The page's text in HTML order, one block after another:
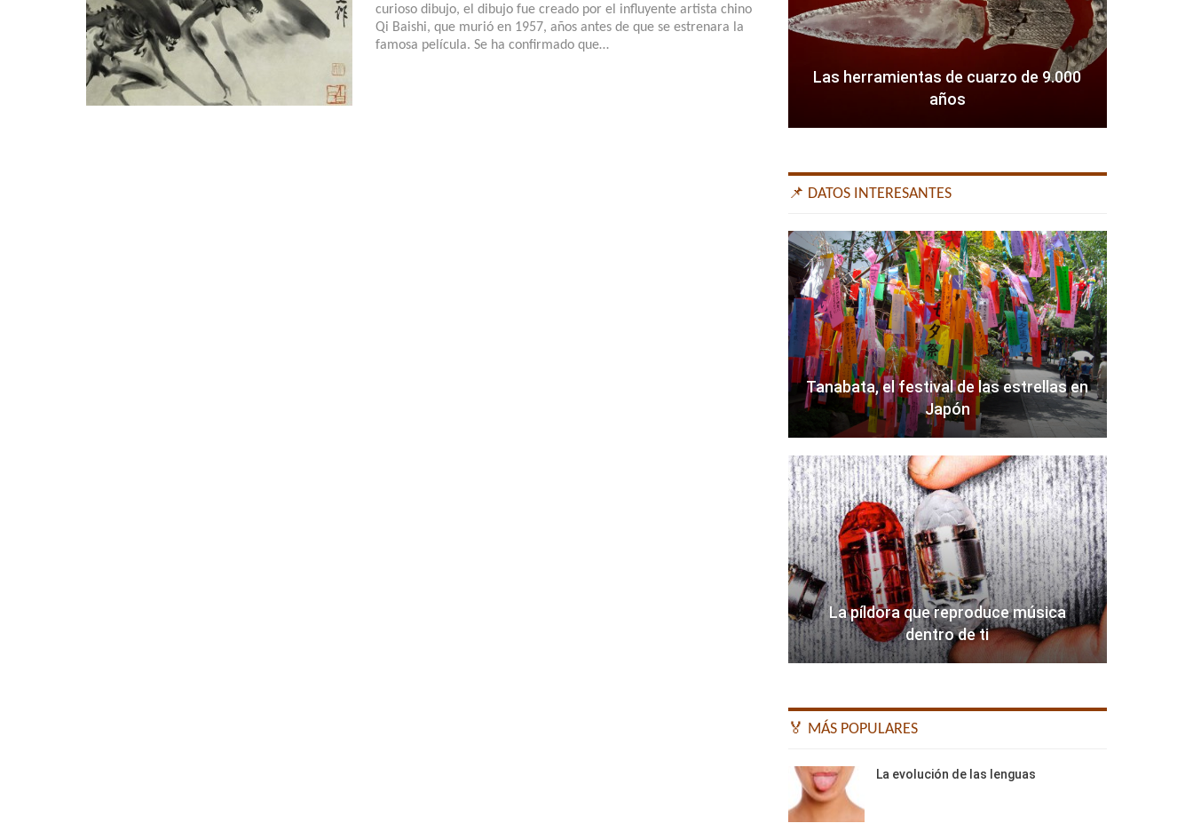
curioso dibujo, el dibujo fue creado por el influyente artista chino
Qi Baishi, que murió en 1957, años antes de que se estrenara la
famosa película. Se ha confirmado que…
Las herramientas de cuarzo de 9.000
años
📌 DATOS INTERESANTES
Tanabata, el festival de las estrellas en
Japón
La píldora que reproduce música
dentro de ti
🏅 MÁS POPULARES
La evolución de las lenguas